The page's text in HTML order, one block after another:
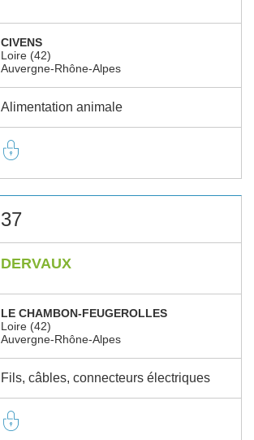
CIVENS
Loire (42)
Auvergne-Rhône-Alpes
Alimentation animale
37
DERVAUX
LE CHAMBON-FEUGEROLLES
Loire (42)
Auvergne-Rhône-Alpes
Fils, câbles, connecteurs électriques